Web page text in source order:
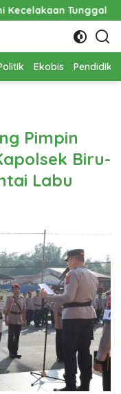
Ekobis
Pimpin
Biru-
Labu